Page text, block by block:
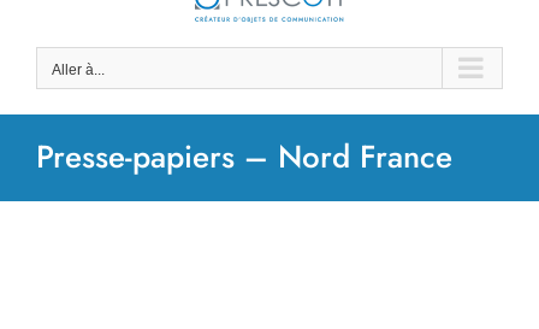
Aller à...
Presse-papiers – Nord France